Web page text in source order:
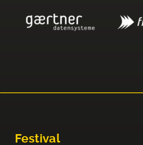
Festival